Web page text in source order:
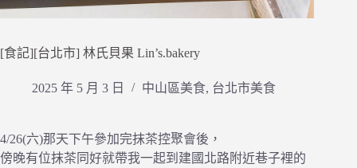
[食記][台北市] 林氏貝果 Lin’s.bakery
2025 年 5 月 3 日 中山區美食, 台北市美食
4/26(六)那天下午參加完抹茶控聚會後，
傍晚有位抹茶同好就帶我一起到建國北路附近巷子裡的